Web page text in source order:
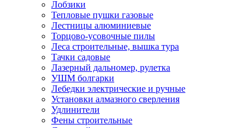
Лобзики
Тепловые пушки газовые
Лестницы алюминиевые
Торцово-усовочные пилы
Леса строительные, вышка тура
Тачки садовые
Лазерный дальномер, рулетка
УШМ болгарки
Лебедки электрические и ручные
Установки алмазного сверления
Удлинители
Фены строительные